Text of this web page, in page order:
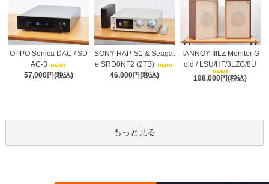
OPPO Sonica DAC / SD
AC-3
57,000円(税込)
SONY HAP-S1 & Seagat
e SRD0NF2 (2TB)
46,000円(税込)
TANNOY IIILZ Monitor G
old / LSU/HF/3LZG/8U
198,000円(税込)
もっと見る